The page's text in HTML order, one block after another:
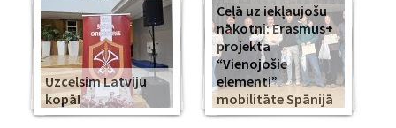
Uzcelsim Latviju
kopā!
Ceļā uz iekļaujošu
nākotni: Erasmus+
projekta
“Vienojošie
elementi”
mobilitāte Spānijā